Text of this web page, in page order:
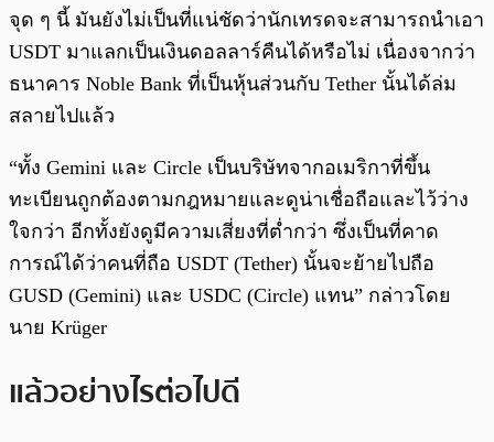
จุด ๆ นี้ มันยังไม่เป็นที่แน่ชัดว่านักเทรดจะสามารถนำเอา
USDT มาแลกเป็นเงินดอลลาร์คืนได้หรือไม่ เนื่องจากว่า
ธนาคาร Noble Bank ที่เป็นหุ้นส่วนกับ Tether นั้นได้ล่ม
สลายไปแล้ว
“ทั้ง Gemini และ Circle เป็นบริษัทจากอเมริกาที่ขึ้น
ทะเบียนถูกต้องตามกฎหมายและดูน่าเชื่อถือและไว้ว่าง
ใจกว่า อีกทั้งยังดูมีความเสี่ยงที่ต่ำกว่า ซึ่งเป็นที่คาด
การณ์ได้ว่าคนที่ถือ USDT (Tether) นั้นจะย้ายไปถือ
GUSD (Gemini) และ USDC (Circle) แทน” กล่าวโดย
นาย Krüger
แล้วอย่างไรต่อไปดี